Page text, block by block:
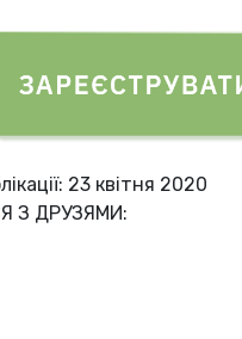
23 квітня 2020
З ДРУЗЯМИ: